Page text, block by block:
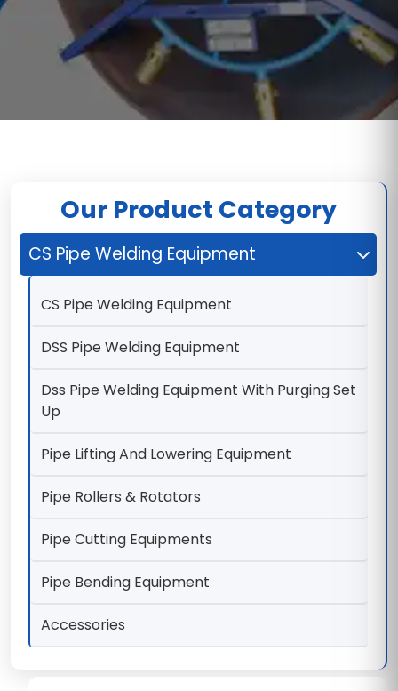
Our Product Category
CS Pipe Welding Equipment
CS Pipe Welding Equipment
DSS Pipe Welding Equipment
Dss Pipe Welding Equipment With Purging Set
Up
Pipe Lifting And Lowering Equipment
Pipe Rollers & Rotators
Pipe Cutting Equipments
Pipe Bending Equipment
Accessories